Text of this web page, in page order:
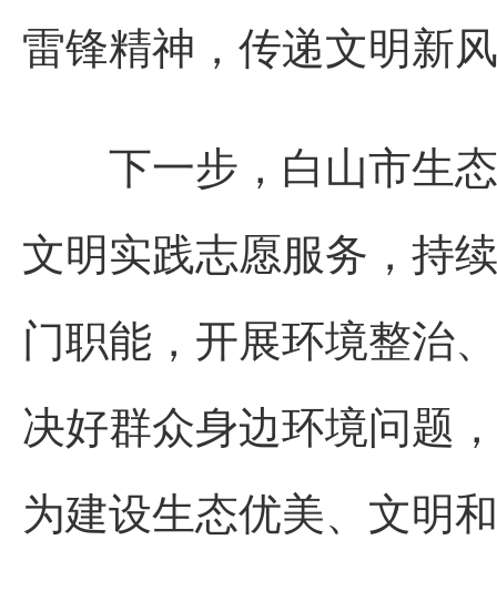
雷锋精神，传递文明新
下一步，白山市生态
文明实践志愿服务，持
门职能，开展环境整治
决好群众身边环境问题
为建设生态优美、文明